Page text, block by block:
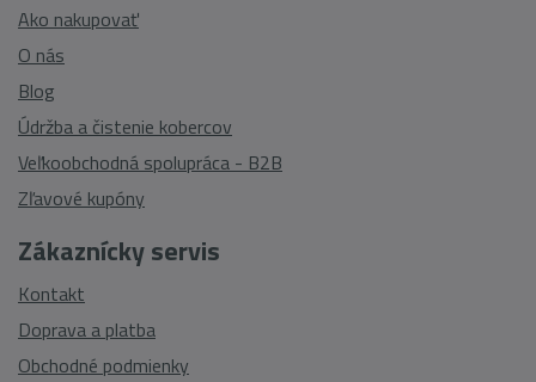
Zákaznícky servis
Kontakt
Doprava a platba
Obchodné podmienky
Ako nakupovať
O nás
Blog
Údržba a čistenie kobercov
Veľkoobchodná spolupráca - B2B
Zľavové kupóny